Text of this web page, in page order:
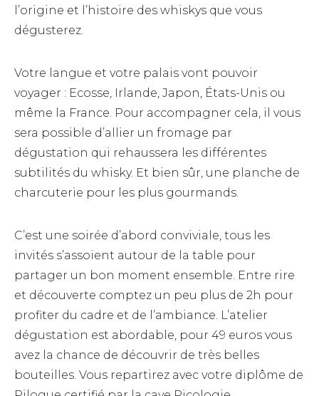
l’origine et l’histoire des whiskys que vous
dégusterez.
Votre langue et votre palais vont pouvoir
voyager : Ecosse, Irlande, Japon, États-Unis ou
même la France. Pour accompagner cela, il vous
sera possible d’allier un fromage par
dégustation qui rehaussera les différentes
subtilités du whisky. Et bien sûr, une planche de
charcuterie pour les plus gourmands.
C’est une soirée d’abord conviviale, tous les
invités s’assoient autour de la table pour
partager un bon moment ensemble. Entre rire
et découverte comptez un peu plus de 2h pour
profiter du cadre et de l’ambiance. L’atelier
dégustation est abordable, pour 49 euros vous
avez la chance de découvrir de très belles
bouteilles. Vous repartirez avec votre diplôme de